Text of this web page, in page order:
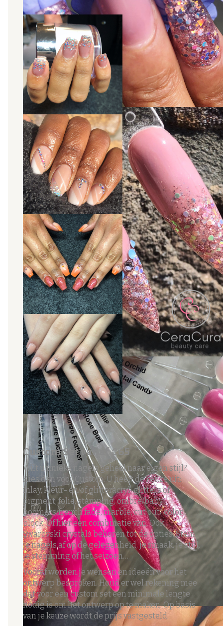
Custom Set vanaf €65
Wilt u unieke nagels geheel naar eigen stijl?
Kies dan voor Custom. U heeft de keuze uit:
inlay, kleur- en/of glitteracryl, glitters of
pigment, folie, stamping, ombré/baby
boomers/french fade, marble, cut out/ color
block. Of hier een combinatie van. Ook
Swarovski crystals behoren tot de opties. Stem
je nagels af op de gelegenheid, je smaak, je stijl,
je stemming of het seizoen…
Vooraf worden je wensen en ideeën voor het
ontwerp besproken. Houd er wel rekening mee
dat voor een custom set een minimale lengte
nodig is om het ontwerp op te maken. Op basis
van je keuze wordt de prijs vastgesteld.